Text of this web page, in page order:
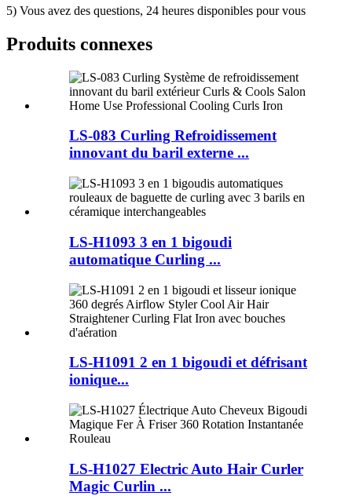
5) Vous avez des questions, 24 heures disponibles pour vous
Produits connexes
LS-083 Curling Refroidissement
innovant du baril externe ...
LS-H1093 3 en 1 bigoudi
automatique Curling ...
LS-H1091 2 en 1 bigoudi et défrisant
ionique...
LS-H1027 Electric Auto Hair Curler
Magic Curlin ...